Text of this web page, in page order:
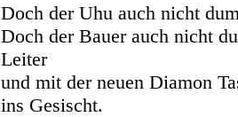
Doch der Uhu auch nicht
Doch der Bauer auch nicht
Leiter
und mit der neuen Diamon
ins Gesischt.